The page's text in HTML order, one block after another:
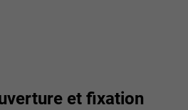
et fixation